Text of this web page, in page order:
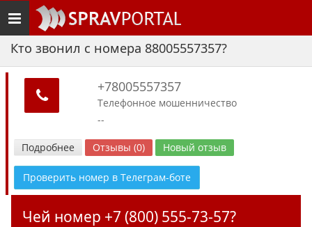
Toggle
navigation
Кто звонил с номера 88005557357?
+78005557357
Телефонное мошенничество
--
Подробнее Отзывы (0) Новый отзыв
Проверить номер в Телеграм-боте
Чей номер +7 (800) 555-73-57?